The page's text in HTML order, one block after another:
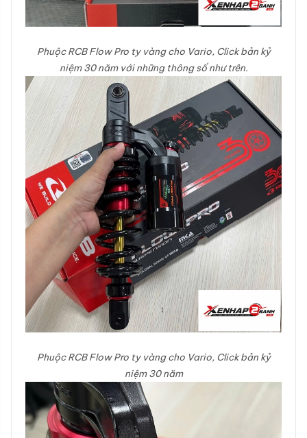
Phuộc RCB Flow Pro ty vàng cho Vario, Click bản kỷ
niệm 30 năm với những thông số như trên.
Phuộc RCB Flow Pro ty vàng cho Vario, Click bản kỷ
niệm 30 năm